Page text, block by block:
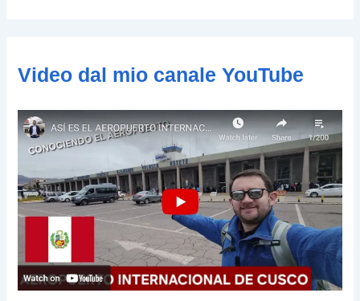
a
Video dal mio canale YouTube